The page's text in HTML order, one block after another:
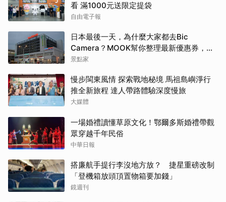
看 滿1000元送限定提袋
自由電子報
日本最後一天，為什麼大家都去Bic
Camera？MOOK幫你整理最新優惠券，行
前趕快存手機，結帳直接用，最高省10%
景點家
慢步閩東風情 探索戰地秘境 馬祖島嶼淨行
推全新旅程 達人帶路體驗深度慢旅
大媒體
一場婚禮讀懂草原文化！鄂爾多斯婚禮帶觀
眾穿越千年民俗
中華日報
搭廉航手提行李沒地方放？ 捷星重磅改制
「登機箱放頭頂置物箱要加錢」
鏡週刊